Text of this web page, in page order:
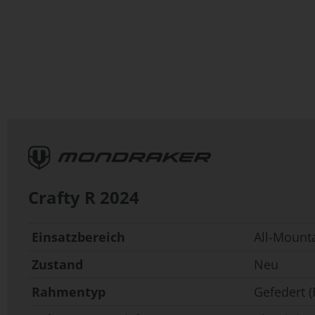
Bildergalerie
Crafty R 2024
Einsatzbereich
All-
Zustand
Neu
Rahmentyp
Gefedert